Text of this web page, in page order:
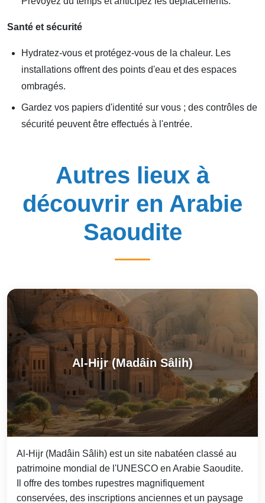
Santé et sécurité
Hydratez-vous et protégez-vous de la chaleur. Les
installations offrent des points d'eau et des espaces
ombragés.
Gardez vos papiers d'identité sur vous ; des contrôles de
sécurité peuvent être effectués à l'entrée.
Autres lieux à
découvrir en Arabie
Saoudite
Al-Hijr (Madâin Sâlih)
Al-Hijr (Madâin Sâlih) est un site nabatéen classé au
patrimoine mondial de l'UNESCO en Arabie Saoudite.
Il offre des tombes rupestres magnifiquement
conservées, des inscriptions anciennes et un paysage